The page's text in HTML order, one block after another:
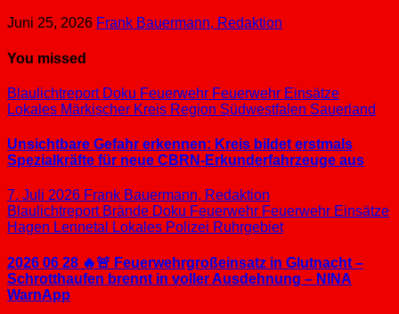
Juni 25, 2026 Frank Bauermann, Redaktion
You missed
Blaulichtreport Doku Feuerwehr Feuerwehr Einsätze
Lokales Märkischer Kreis Region Südwestfalen Sauerland
Unsichtbare Gefahr erkennen: Kreis bildet erstmals
Spezialkräfte für neue CBRN-Erkunderfahrzeuge aus
7. Juli 2026 Frank Bauermann, Redaktion
Blaulichtreport Brände Doku Feuerwehr Feuerwehr Einsätze
Hagen Lennetal Lokales Polizei Ruhrgebiet
2026 06 28 🔥🚨 Feuerwehrgroßeinsatz in Glutnacht –
Schrotthaufen brennt in voller Ausdehnung – NINA
WarnApp